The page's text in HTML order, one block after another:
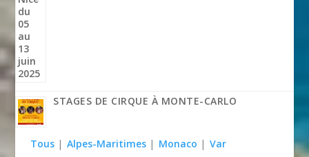
STAGES DE CIRQUE À MONTE-CARLO
Tous | Alpes-Maritimes | Monaco | Var